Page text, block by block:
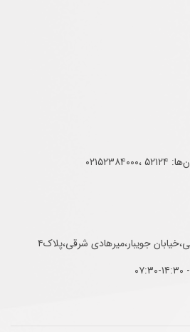
جویبار،میرهادی شرقی،پلاک۴